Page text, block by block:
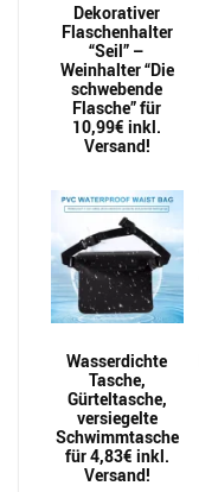
Dekorativer
Flaschenhalter
“Seil” –
Weinhalter “Die
schwebende
Flasche” für
10,99€ inkl.
Versand!
Wasserdichte
Tasche,
Gürteltasche,
versiegelte
Schwimmtasche
für 4,83€ inkl.
Versand!